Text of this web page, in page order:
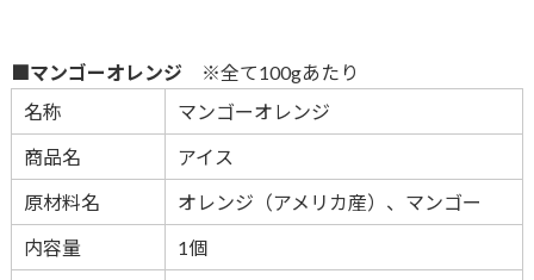
■マンゴーオレンジ※全て100gあたり
名称
マンゴーオレンジ
商品名
アイス
原材料名
オレンジ（アメリカ産）、マンゴー
内容量
1個